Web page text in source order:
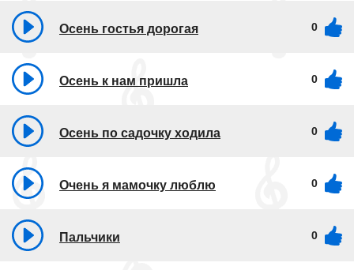
Осень гостья дорогая 0
Осень к нам пришла 0
Осень по садочку ходила 0
Очень я мамочку люблю 0
Пальчики 0